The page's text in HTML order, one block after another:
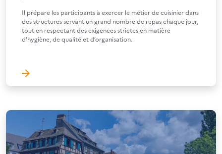
Il prépare les participants à exercer le métier de cuisinier dans
des structures servant un grand nombre de repas chaque jour,
tout en respectant des exigences strictes en matière
d’hygiène, de qualité et d’organisation.